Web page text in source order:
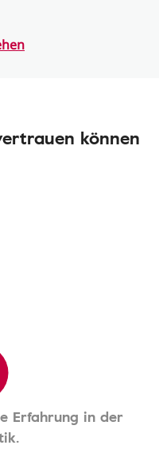
können
Erfahrung in der